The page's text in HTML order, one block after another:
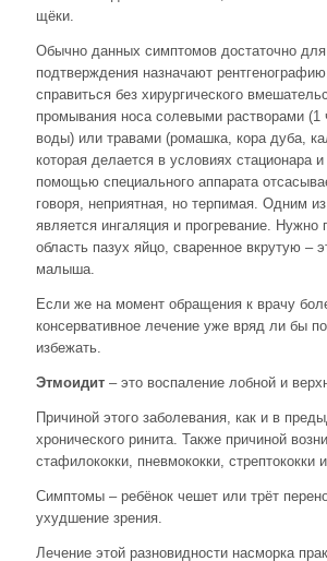
щёки.
Обычно данных симптомов достаточно
подтверждения назначают
справиться без хирургического
промывания носа солевыми растворами (1
воды) или травами (ромашка, кора дуба,
которая делается в условиях стационара
помощью специального аппарата
говоря, неприятная, но терпимая. Одним
является ингаляция и прогревание.
область пазух яйцо, сваренное вкрутую –
малыша.
Если же на момент обращения к врачу
консервативное лечение уже вряд ли бы
избежать.
Этмоидит – это воспаление лобной и
Причиной этого заболевания, как и в
хронического ринита. Также причиной
стафилококки, пневмококки,
Симптомы – ребёнок чешет или трёт
ухудшение зрения.
Лечение этой разновидности насморка